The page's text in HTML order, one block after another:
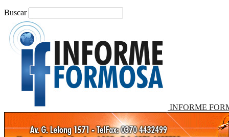
Buscar
INFORME